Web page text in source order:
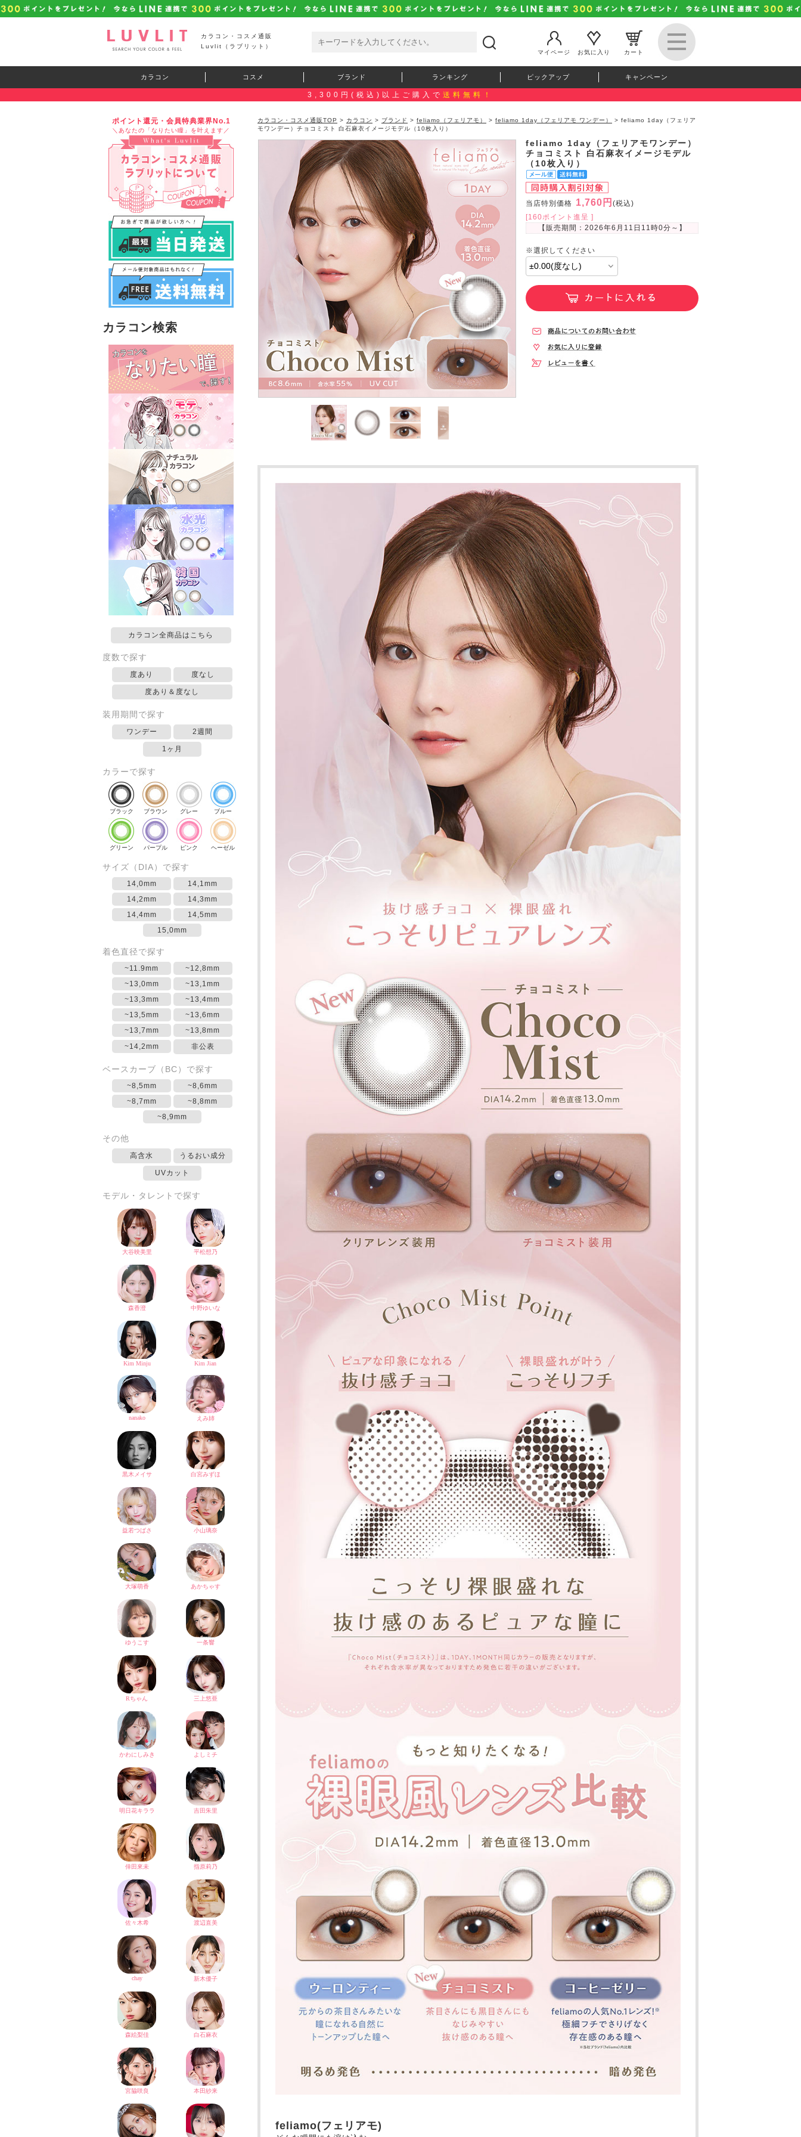
カラコン・コスメ通販
Luvlit（ラブリット）
マイページ
お気に入り カート
カラコン コスメ ブランド ランキング ピックアップ キャンペーン
3,300円(税込)以上ご購入で 送料無料！
ポイント還元・会員特典業界No.1
＼あなたの「なりたい瞳」を叶えます／
カラコン検索
カラコン全商品はこちら
度数で探す
度あり 度なし
度あり＆度なし
装用期間で探す
ワンデー 2週間
1ヶ月
カラーで探す
ブラック ブラウン グレー ブルー
グリーン パープル ピンク ヘーゼル
サイズ（DIA）で探す
14,0mm
14,1mm
14,2mm
14,3mm
14,4mm
14,5mm
15,0mm
着色直径で探す
~11.9mm
~12,8mm
~13,0mm
~13,1mm
~13,3mm
~13,4mm
~13,5mm
~13,6mm
~13,7mm
~13,8mm
~14,2mm
非公表
ベースカーブ（BC）で探す
~8,5mm
~8,6mm
~8,7mm
~8,8mm
~8,9mm
その他
高含水 うるおい成分
UVカット
モデル・タレントで探す
カラコン・コスメ通販TOP > カラコン > ブランド > feliamo（フェリアモ） > feliamo 1day（フェリアモ ワンデー）
> feliamo 1day（フェリア
モワンデー）チョコミスト 白石麻衣イメージモデル（10枚入り）
feliamo 1day（フェリアモワンデー）
チョコミスト 白石麻衣イメージモデル
（10枚入り）
当店特別価格 1,760円 (税込)
[160ポイント進呈 ]
【販売期間： 2026年6月11日11時0分 ～】
feliamo(フェリアモ)